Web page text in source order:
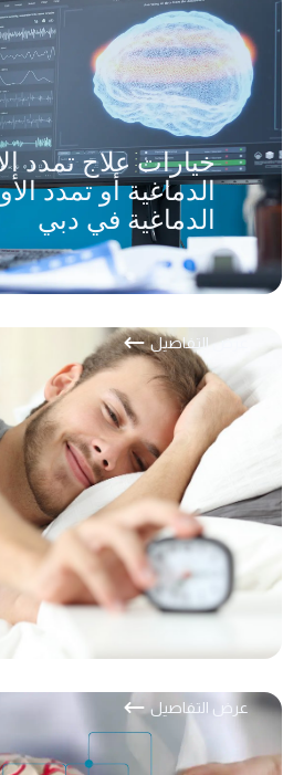
خيارات علاج تمدد
الدماغية أو تمدد
الدماغية في دبي
عرض التفاصيل
عرض التفاصيل